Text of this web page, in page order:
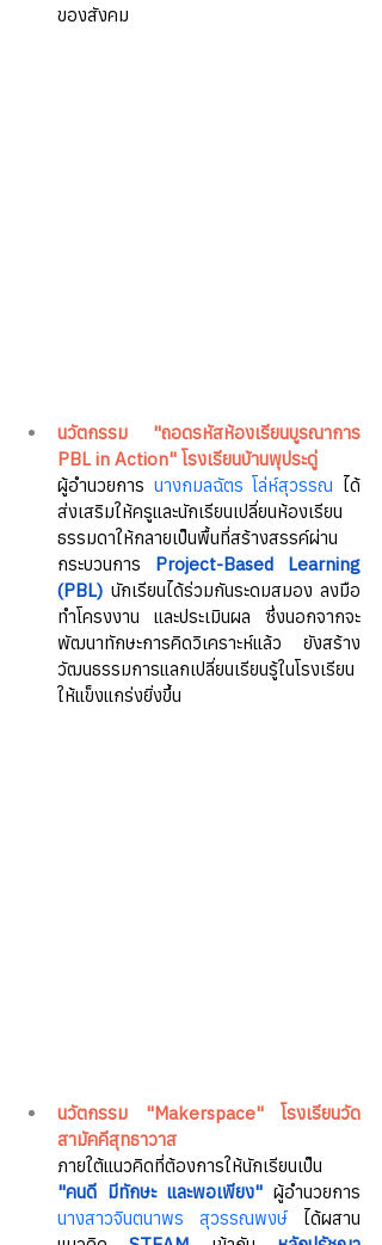
ของสังคม
นวัตกรรม "ถอดรหัสห้องเรียนบูรณาการ
PBL in Action" โรงเรียนบ้านพุประดู่
ผู้อำนวยการ นางกมลฉัตร โล่ห์สุวรรณ ได้
ส่งเสริมให้ครูและนักเรียนเปลี่ยนห้องเรียน
ธรรมดาให้กลายเป็นพื้นที่สร้างสรรค์ผ่าน
กระบวนการ Project-Based Learning
(PBL) นักเรียนได้ร่วมกันระดมสมอง ลงมือ
ทำโครงงาน และประเมินผล ซึ่งนอกจากจะ
พัฒนาทักษะการคิดวิเคราะห์แล้ว ยังสร้าง
วัฒนธรรมการแลกเปลี่ยนเรียนรู้ในโรงเรียน
ให้แข็งแกร่งยิ่งขึ้น
นวัตกรรม "Makerspace" โรงเรียนวัด
สามัคคีสุทธาวาส
"คนดี มีทักษะ และพอเพียง"
นางสาวจินตนาพร สุวรรณพงษ์ ได้ผสาน